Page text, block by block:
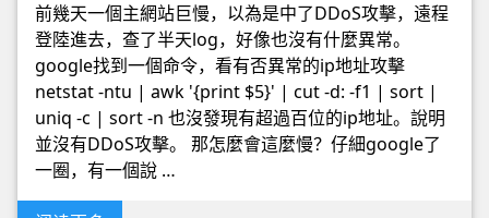
前幾天一個主網站巨慢，以為是中了DDoS攻擊，遠程
登陸進去，查了半天log，好像也沒有什麼異常。
google找到一個命令，看有否異常的ip地址攻擊
netstat -ntu | awk '{print $5}' | cut -d: -f1 | sort |
uniq -c | sort -n 也沒發現有超過百位的ip地址。說明
並沒有DDoS攻擊。 那怎麼會這麼慢？仔細google了
一圈，有一個說 …